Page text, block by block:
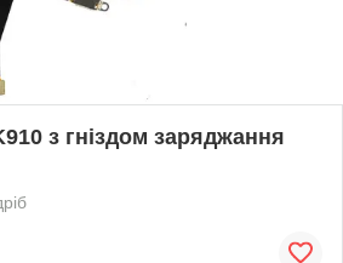
з гніздом заряджання